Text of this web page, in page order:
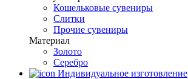
Кошельковые сувениры
Слитки
Прочие сувениры
Материал
Золото
Серебро
Индивидуальное изготовление